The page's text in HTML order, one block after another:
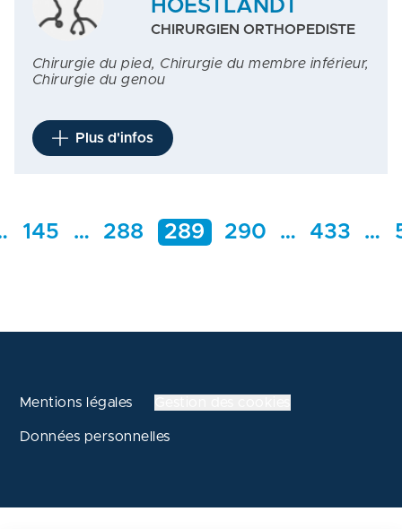
HOESTLANDT
CHIRURGIEN ORTHOPEDISTE
Chirurgie du pied, Chirurgie du membre inférieur,
Chirurgie du genou
Plus d'infos
145 … 288 289 290 … 433 …
Mentions légales
Données personnelles